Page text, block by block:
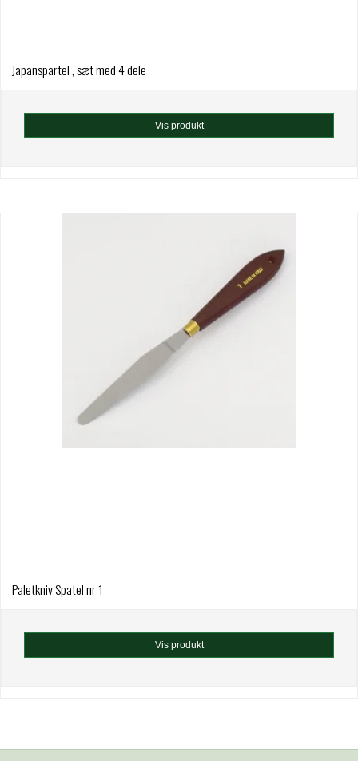
Japanspartel , sæt med 4 dele
Vis produkt
Paletkniv Spatel nr 1
Vis produkt